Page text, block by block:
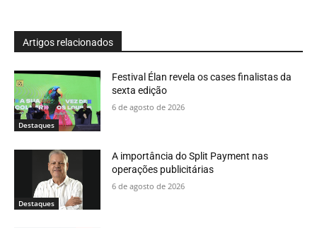
Artigos relacionados
Destaques
Festival Élan revela os cases finalistas da
sexta edição
6 de agosto de 2026
Destaques
A importância do Split Payment nas
operações publicitárias
6 de agosto de 2026